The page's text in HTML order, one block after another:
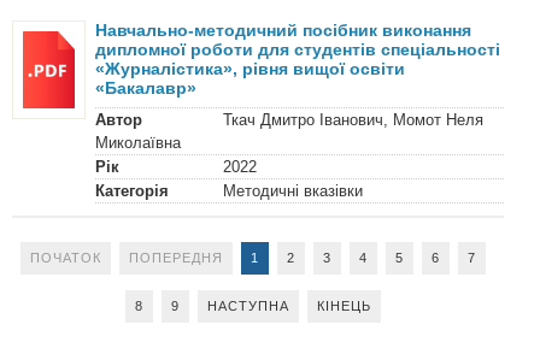
Навчально-методичний посібник виконання
дипломної роботи для студентів спеціальності
«Журналістика», рівня вищої освіти
«Бакалавр»
Автор
Ткач Дмитро Іванович, Момот Неля
Миколаївна
Рік
2022
Категорія
Методичні вказівки
ПОЧАТОК ПОПЕРЕДНЯ 1 2 3 4 5 6 7
8 9 НАСТУПНА КІНЕЦЬ